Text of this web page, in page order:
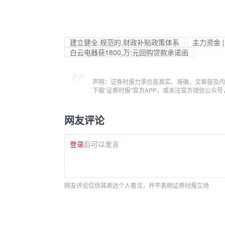
建立健全.规范的.财政补贴政策体系
主力资金
白云电器获1800,万:元回购贷款承诺函
声明：证券时报力求信息真实、准确，文章提及
下载“证券时报”官方APP，或关注官方微信公众
网友评论
登录后可以发言
网友评论仅供其表达个人看法，并不表明证券时报立场